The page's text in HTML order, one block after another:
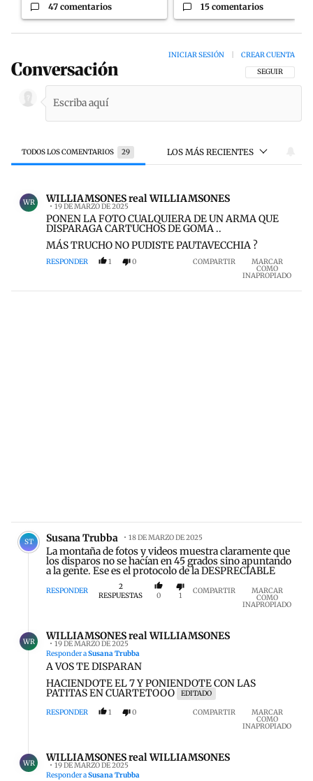
47 comentarios 15 comentarios
Conversación SIGA ESTA
SEGUIR
INICIAR SESIÓN CREAR CUENTA
TODOS LOS COMENTARIOS 29 LOS MÁS RECIENTES
Todos los comentarios
WR WILLIAMSONES real WILLIAMSONES
19 DE MARZO DE 2025
PONEN LA FOTO CUALQUIERA DE UN ARMA QUE
DISPARAGA CARTUCHOS DE GOMA ..
MÁS TRUCHO NO PUDISTE PAUTAVECCHIA ?
RESPONDER 1 0 COMPARTIR MARCAR
COMO
INAPROPIADO
Comentario de Susana Trubba.
ST Susana Trubba 18 DE MARZO DE 2025
La montaña de fotos y videos muestra claramente que
los disparos no se hacían en 45 grados sino apuntando
a la gente. Ese es el protocolo de la DESPRECIABLE
RESPONDER
2
RESPUESTAS
0 1 COMPARTIR MARCAR
COMO
INAPROPIADO
WR WILLIAMSONES real WILLIAMSONES
19 DE MARZO DE 2025
Responder aSusana Trubba
A VOS TE DISPARAN
HACIENDOTE EL 7 Y PONIENDOTE CON LAS
PATITAS EN CUARTETOOO EDITADO
RESPONDER 1 0 COMPARTIR MARCAR
COMO
INAPROPIADO
WR WILLIAMSONES real WILLIAMSONES
19 DE MARZO DE 2025
Responder aSusana Trubba